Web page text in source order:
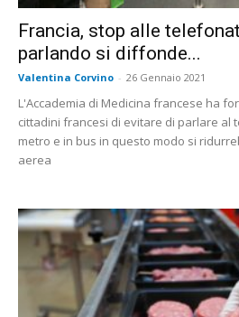
Francia, stop alle
parlando si diffonde...
Valentina Corvino - 26 Gennaio 2021
L'Accademia di Medicina francese ha
cittadini francesi di evitare di parlare al
metro e in bus in questo modo si
aerea